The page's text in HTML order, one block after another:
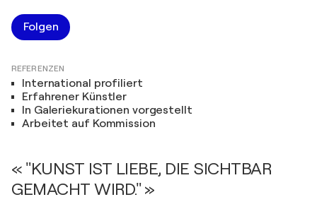
Folgen
REFERENZEN
International profiliert
Erfahrener Künstler
In Galeriekurationen vorgestellt
Arbeitet auf Kommission
« "KUNST IST LIEBE, DIE SICHTBAR
GEMACHT WIRD." »